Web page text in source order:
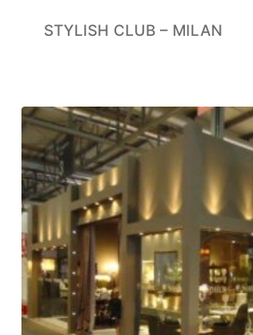
STYLISH CLUB – MILAN